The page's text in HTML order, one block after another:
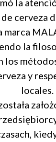
la
cerveza
marca
la
los
y
locales.